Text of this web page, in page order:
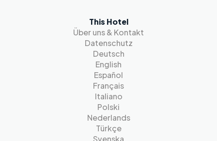
This Hotel
Über uns & Kontakt
Datenschutz
Deutsch
English
Español
Français
Italiano
Polski
Nederlands
Türkçe
Svenska